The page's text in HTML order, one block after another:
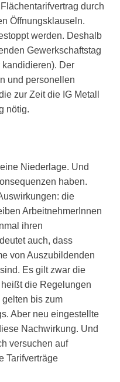
durch
Öffnungsklauseln.
werden. Deshalb
Gewerkschaftstag
kandidieren). Der
und personellen
zur Zeit die IG Metall
nötig.
Niederlage. Und
haben.
die
ArbeitnehmerInnen
ihren
auch, dass
von Auszubildenden
Es gilt zwar die
die Regelungen
bis zum
Aber neu eingestellte
Nachwirkung. Und
versuchen auf
Tarifverträge